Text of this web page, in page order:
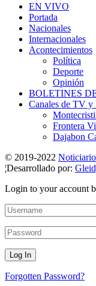
EN VIVO
Portada
Nacionales
Internacionales
Acontecimientos
Política
Deporte
Opinión
BOLETINES
Canales de TV y
Frontera
Dajabon
© 2019-2022
¦Desarrollado por:
Login to your account
Forgotten Password?